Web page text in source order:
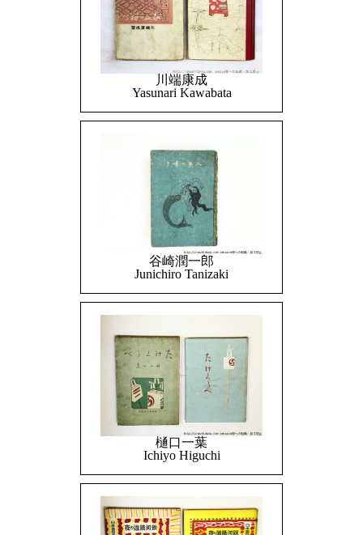
川端康成
Yasunari Kawabata
谷崎潤一郎
Junichiro Tanizaki
樋口一葉
Ichiyo Higuchi